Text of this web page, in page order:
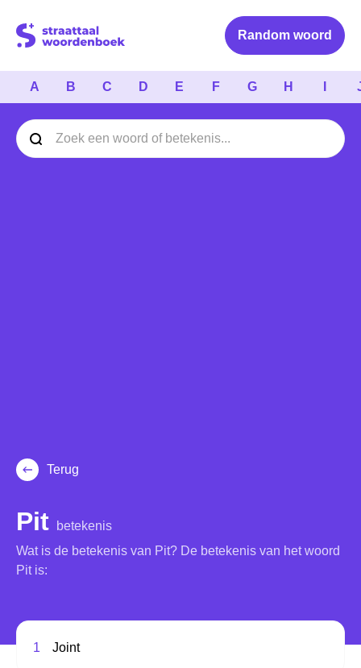
Logo Straattaal Woordenboek
Random woord
A B C D E F G H
Terug
Pit
betekenis
Wat is de betekenis van Pit? De betekenis van het woord
Pit is:
1 Joint